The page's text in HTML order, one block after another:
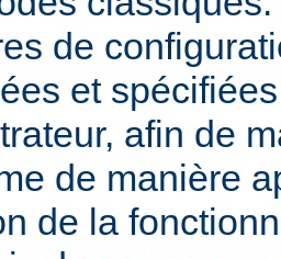
de
et
afin de
de manière
de la